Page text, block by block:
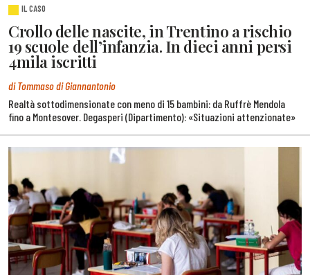
IL CASO
Crollo delle nascite, in Trentino a rischio
19 scuole dell’infanzia. In dieci anni persi
4mila iscritti
di Tommaso di Giannantonio
Realtà sottodimensionate con meno di 15 bambini: da Ruffrè Mendola
fino a Montesover. Degasperi (Dipartimento): «Situazioni attenzionate»